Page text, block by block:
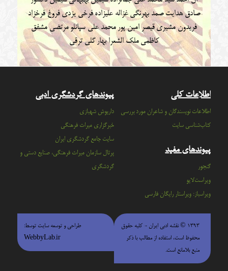
صادق هدایتصمد بهرنگی غزاله علیزادهفرخی یزدی فروغ فرخزاد
فریدون مشیری قیصر امین پورمحمد علی سپانلومرتضی مشفق
کاظمی ملک الشعرا بهار گلی ترقی
اطلاعات کلی
اطلاعات نویسندگان و شاعران مورد بررسی
کتاب‌شناسی سایت
پیوندهای مفید
گنجور
ویراست‌لایو
ویراسباز: ویراستار رایگان فارسی
پیوندهای گردشگری ادبی
داریوش شهبازی
خبرگزاری میراث فرهنگی
سايت جامع گردشگري ايران
پرتال سازمان ميراث فرهنگي، صنايع دستي و
گردشگري
۱۳۹۳ © نقشه ادبی ایران - كليه حقوق
محفوظ است، استفاده از مطالب با ذكر
منبع بلامانع است.
طراحی و توسعه سایت توسط:
WebbyLab.ir